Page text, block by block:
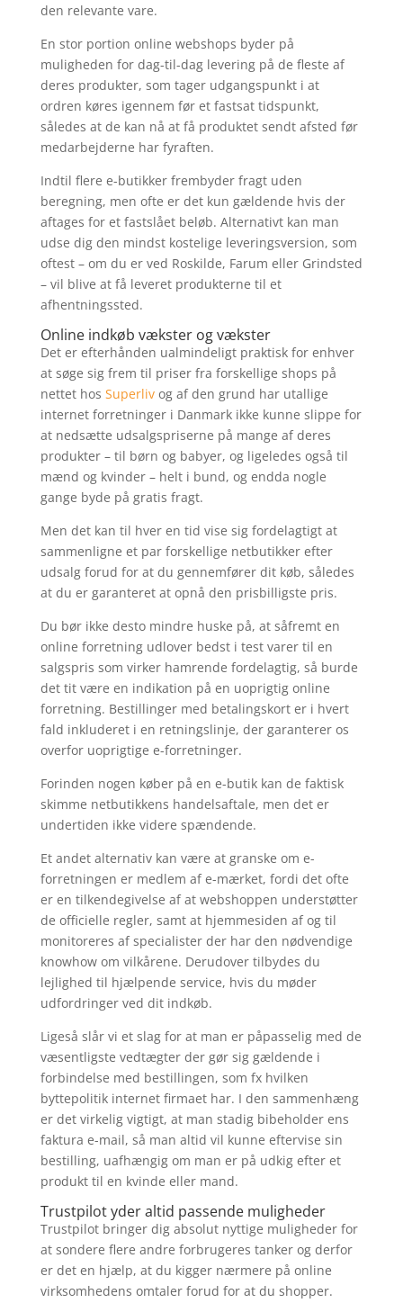
den relevante vare.
En stor portion online webshops byder på
muligheden for dag-til-dag levering på de fleste af
deres produkter, som tager udgangspunkt i at
ordren køres igennem før et fastsat tidspunkt,
således at de kan nå at få produktet sendt afsted før
medarbejderne har fyraften.
Indtil flere e-butikker frembyder fragt uden
beregning, men ofte er det kun gældende hvis der
aftages for et fastslået beløb. Alternativt kan man
udse dig den mindst kostelige leveringsversion, som
oftest – om du er ved Roskilde, Farum eller Grindsted
– vil blive at få leveret produkterne til et
afhentningssted.
Online indkøb vækster og vækster
Det er efterhånden ualmindeligt praktisk for enhver
at søge sig frem til priser fra forskellige shops på
nettet hos Superlivog af den grund har utallige
internet forretninger i Danmark ikke kunne slippe for
at nedsætte udsalgspriserne på mange af deres
produkter – til børn og babyer, og ligeledes også til
mænd og kvinder – helt i bund, og endda nogle
gange byde på gratis fragt.
Men det kan til hver en tid vise sig fordelagtigt at
sammenligne et par forskellige netbutikker efter
udsalg forud for at du gennemfører dit køb, således
at du er garanteret at opnå den prisbilligste pris.
Du bør ikke desto mindre huske på, at såfremt en
online forretning udlover bedst i test varer til en
salgspris som virker hamrende fordelagtig, så burde
det tit være en indikation på en uoprigtig online
forretning. Bestillinger med betalingskort er i hvert
fald inkluderet i en retningslinje, der garanterer os
overfor uoprigtige e-forretninger.
Forinden nogen køber på en e-butik kan de faktisk
skimme netbutikkens handelsaftale, men det er
undertiden ikke videre spændende.
Et andet alternativ kan være at granske om e-
forretningen er medlem af e-mærket, fordi det ofte
er en tilkendegivelse af at webshoppen understøtter
de officielle regler, samt at hjemmesiden af og til
monitoreres af specialister der har den nødvendige
knowhow om vilkårene. Derudover tilbydes du
lejlighed til hjælpende service, hvis du møder
udfordringer ved dit indkøb.
Ligeså slår vi et slag for at man er påpasselig med de
væsentligste vedtægter der gør sig gældende i
forbindelse med bestillingen, som fx hvilken
byttepolitik internet firmaet har. I den sammenhæng
er det virkelig vigtigt, at man stadig bibeholder ens
faktura e-mail, så man altid vil kunne eftervise sin
bestilling, uafhængig om man er på udkig efter et
produkt til en kvinde eller mand.
Trustpilot yder altid passende muligheder
Trustpilot bringer dig absolut nyttige muligheder for
at sondere flere andre forbrugeres tanker og derfor
er det en hjælp, at du kigger nærmere på online
virksomhedens omtaler forud for at du shopper.